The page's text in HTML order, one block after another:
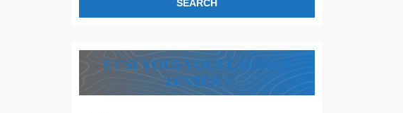
ET SI VOUS VOUS LAISSIEZ
TENTER ?